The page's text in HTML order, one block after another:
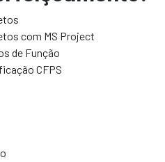
com MS Project
de Função
CFPS